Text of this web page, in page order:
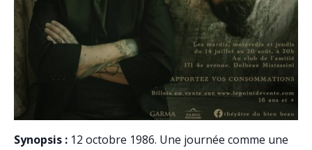
Synopsis : 12 octobre 1986. Une journée comme une